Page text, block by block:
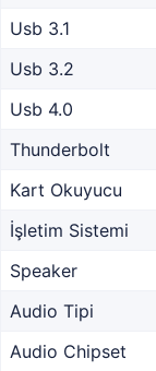
Usb 3.1
Usb 3.2
Usb 4.0
Thunderbolt
Kart Okuyucu
İşletim Sistemi
Speaker
Audio Tipi
Audio Chipset